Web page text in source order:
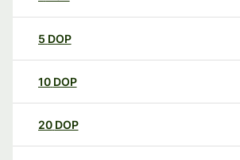
5 DOP
10 DOP
20 DOP